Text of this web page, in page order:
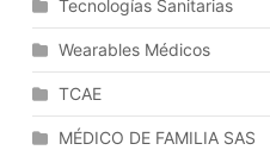
Vía
Las
Tecnologías Sanitarias
Wearables Médicos
TCAE
MÉDICO DE FAMILIA SAS